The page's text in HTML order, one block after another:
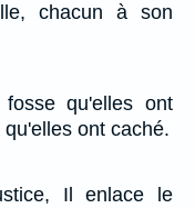
chacun à son
qu'elles ont
ont caché.
Il enlace le